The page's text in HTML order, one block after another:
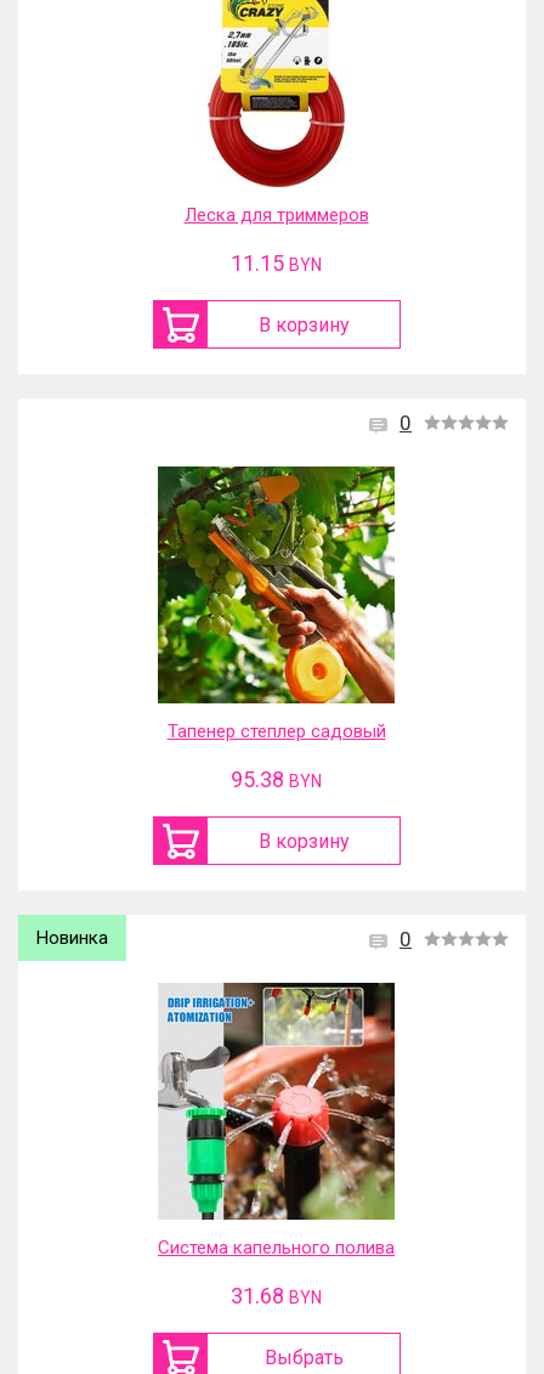
Леска для триммеров
11.15 BYN
В корзину
0
Тапенер степлер садовый
95.38 BYN
В корзину
0
Новинка
Система капельного полива
31.68 BYN
Выбрать